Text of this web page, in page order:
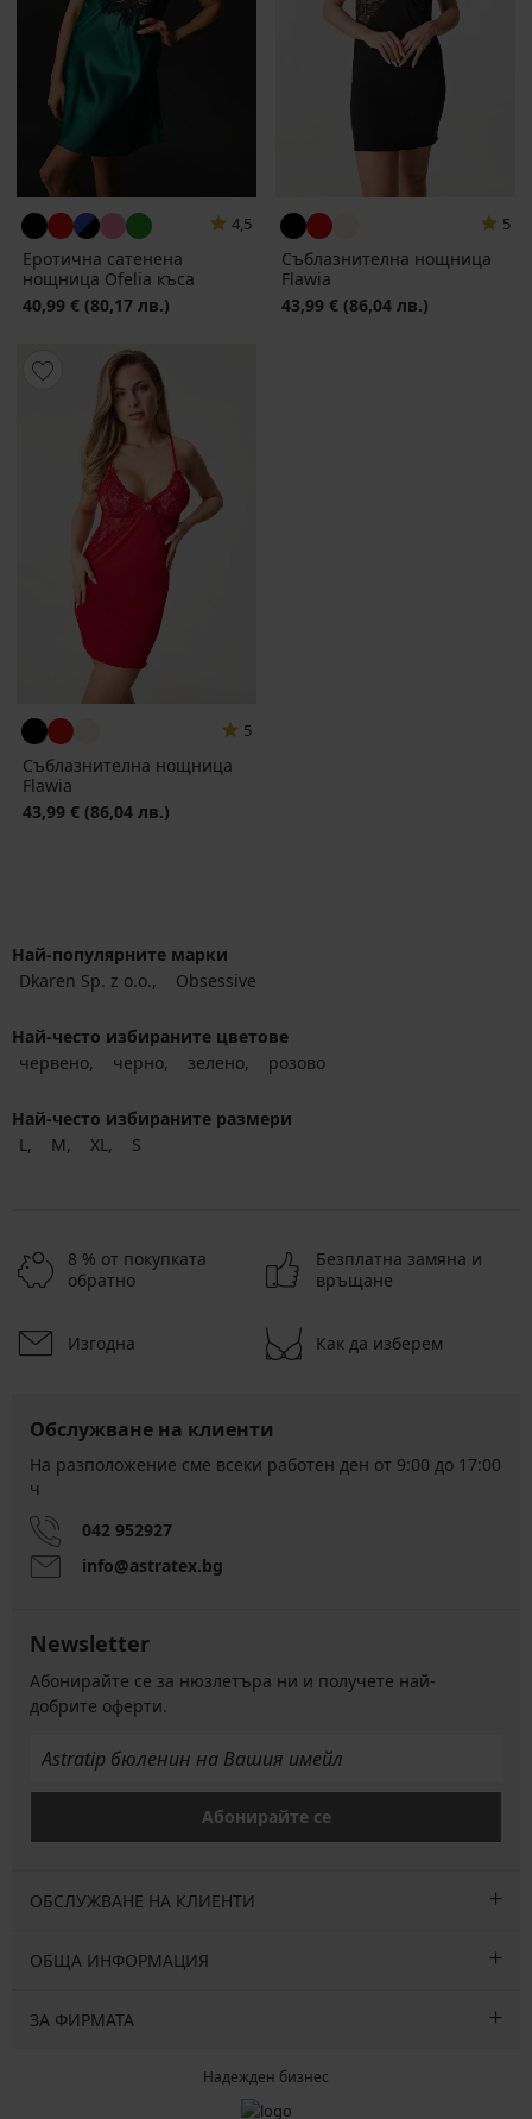
4,5
Еротична сатенена
нощница Ofelia къса
40,99 € (80,17 лв.)
5
Съблазнителна нощница
Flawia
43,99 € (86,04 лв.)
5
Съблазнителна нощница
Flawia
43,99 € (86,04 лв.)
Най-популярните марки
Dkaren Sp. z o.o.
Obsessive
Най-често избираните цветове
червено
черно зелено розово
Най-често избираните размери
L
M XL S
8 % от покупката
обратно
Безплатна замяна и
връщане
Изгодна Как да изберем
Обслужване на клиенти
На разположение сме всеки работен ден от 9:00 до 17:00
ч
042 952927
info@astratex.bg
Newsletter
Абонирайте се за нюзлетъра ни и получете най-
добрите оферти.
Абонирайте се
ОБСЛУЖВАНЕ НА КЛИЕНТИ
ОБЩА ИНФОРМАЦИЯ
ЗА ФИРМАТА
Надежден бизнес